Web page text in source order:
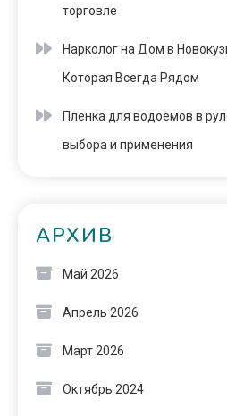
торговле
Нарколог на Дом в
Которая Всегда Рядом
Пленка для водоемов в
выбора и применения
АРХИВ
Май 2026
Апрель 2026
Март 2026
Октябрь 2024